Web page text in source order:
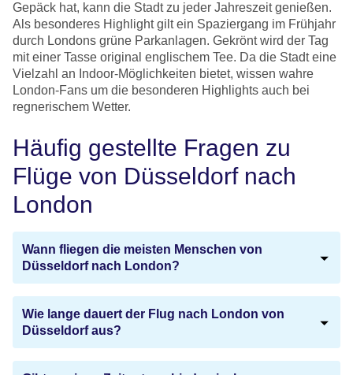
Gepäck hat, kann die Stadt zu jeder Jahreszeit genießen.
Als besonderes Highlight gilt ein Spaziergang im Frühjahr
durch Londons grüne Parkanlagen. Gekrönt wird der Tag
mit einer Tasse original englischem Tee. Da die Stadt eine
Vielzahl an Indoor-Möglichkeiten bietet, wissen wahre
London-Fans um die besonderen Highlights auch bei
regnerischem Wetter.
Häufig gestellte Fragen zu
Flüge von Düsseldorf nach
London
Wann fliegen die meisten Menschen von
Düsseldorf nach London?
Wie lange dauert der Flug nach London von
Düsseldorf aus?